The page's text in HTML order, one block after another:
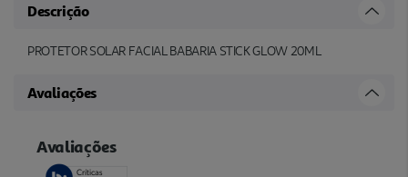
Descrição
PROTETOR SOLAR FACIAL BABARIA STICK GLOW 20ML
Avaliações